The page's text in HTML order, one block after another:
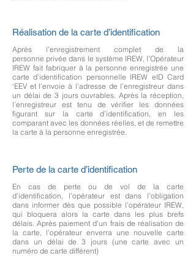
Réalisation de la carte d’identification
Après l’enregistrement complet de la
personne privée dans le système IREW, l’Opérateur
IREW fait fabriquer à la personne enregistrée une
carte d’identification personnelle IREW eID Card
‘EEV et l’envoie à l’adresse de l’enregistreur dans
un délai de 3 jours ouvrables. Après la réception,
l’enregistreur est tenu de vérifier les données
figurant sur la carte d’identification, en les
comparant avec les données réelles, et de remettre
la carte à la personne enregistrée.
Perte de la carte d’identification
En cas de perte ou de vol de la carte
d’identification, l’opérateur est dans l’obligation
dans informer dès que possible l’opérateur IREW,
qui bloquera alors la carte dans les plus brefs
délais. Après paiement d’un frais de réalisation de
la carte, l’opérateur enverra une nouvelle carte
dans un délai de 3 jours (une carte avec un
numéro de carte différent)